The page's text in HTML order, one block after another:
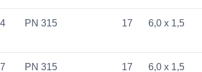
PN 315 17 6,0 x 1,5
PN 315 17 6,0 x 1,5